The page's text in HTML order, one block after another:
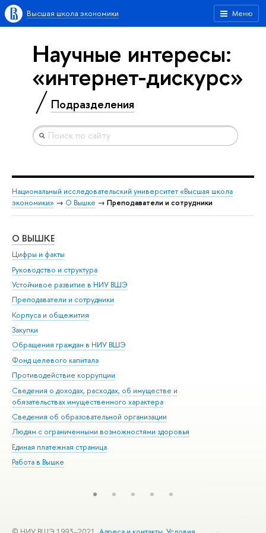
Меню
Высшая школа экономики
Научные интересы:
«интернет-дискурс»
Подразделения
Национальный исследовательский университет «Высшая школа
экономики» → О Вышке → Преподаватели и сотрудники
О ВЫШКЕ
Цифры и факты
Руководство и структура
Устойчивое развитие в НИУ ВШЭ
Преподаватели и сотрудники
Корпуса и общежития
Закупки
Обращения граждан в НИУ ВШЭ
Фонд целевого капитала
Противодействие коррупции
Сведения о доходах, расходах, об имуществе и
обязательствах имущественного характера
Сведения об образовательной организации
Людям с ограниченными возможностями здоровья
Единая платежная страница
Работа в Вышке